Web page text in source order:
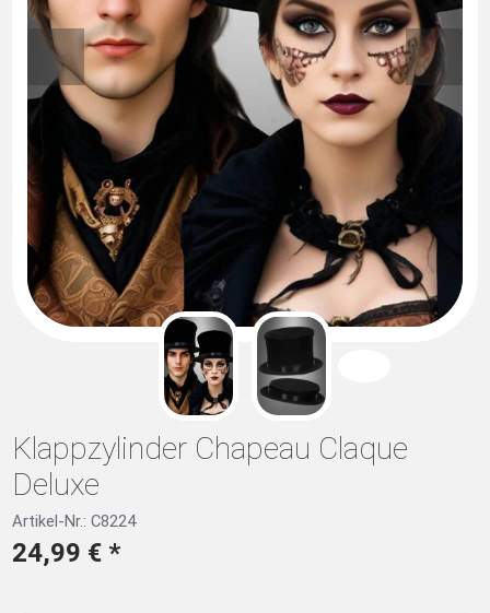
Klappzylinder Chapeau Claque
Deluxe
Artikel-Nr.: C8224
24,99 € *